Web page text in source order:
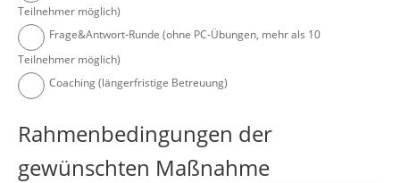
Teilnehmer möglich)
Frage&Antwort-Runde (ohne PC-Übungen, mehr als 10
Teilnehmer möglich)
Coaching (längerfristige Betreuung)
Rahmenbedingungen der
gewünschten Maßnahme